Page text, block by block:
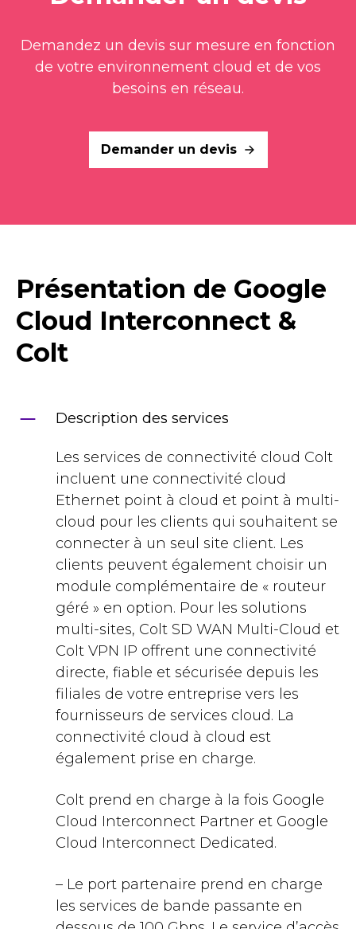
Demandez un devis sur mesure en fonction
de votre environnement cloud et de vos
besoins en réseau.
Demander un devis
Présentation de Google
Cloud Interconnect &
Colt
Description des services
Les services de connectivité cloud Colt
incluent une connectivité cloud
Ethernet point à cloud et point à multi-
cloud pour les clients qui souhaitent se
connecter à un seul site client. Les
clients peuvent également choisir un
module complémentaire de « routeur
géré » en option. Pour les solutions
multi-sites, Colt SD WAN Multi-Cloud et
Colt VPN IP offrent une connectivité
directe, fiable et sécurisée depuis les
filiales de votre entreprise vers les
fournisseurs de services cloud. La
connectivité cloud à cloud est
également prise en charge.
Colt prend en charge à la fois Google
Cloud Interconnect Partner et Google
Cloud Interconnect Dedicated.
– Le port partenaire prend en charge
les services de bande passante en